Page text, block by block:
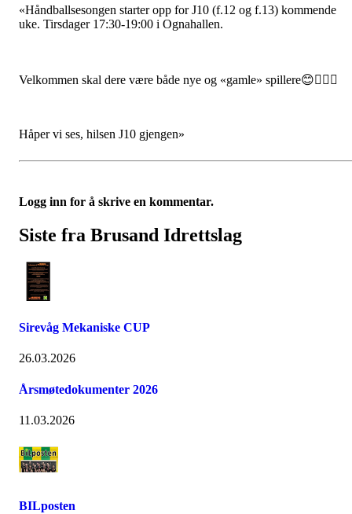
«Håndballsesongen starter opp for J10 (f.12 og f.13) kommende
uke. Tirsdager 17:30-19:00 i Ognahallen.
Velkommen skal dere være både nye og «gamle» spillere😊🤾🏼‍♀️
Håper vi ses, hilsen J10 gjengen»
Logg inn for å skrive en kommentar.
Siste fra Brusand Idrettslag
Sirevåg Mekaniske CUP
26.03.2026
Årsmøtedokumenter 2026
11.03.2026
BILposten